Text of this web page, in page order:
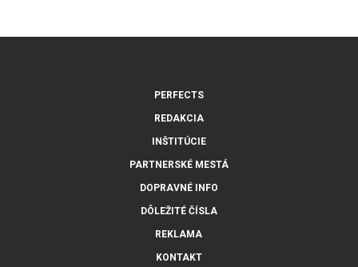
PERFECTS
REDAKCIA
INŠTITÚCIE
PARTNERSKÉ MESTÁ
DOPRAVNÉ INFO
DÔLEŽITÉ ČÍSLA
REKLAMA
KONTAKT